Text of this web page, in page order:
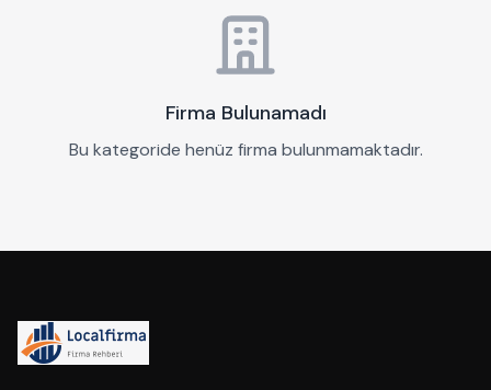
Firma Bulunamadı
Bu kategoride henüz firma bulunmamaktadır.